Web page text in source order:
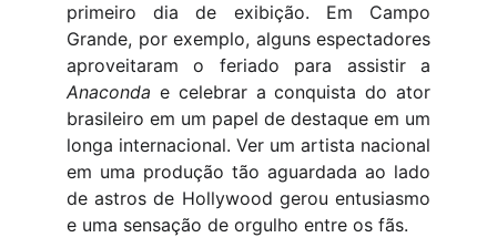
primeiro dia de exibição. Em Campo
Grande, por exemplo, alguns espectadores
aproveitaram o feriado para assistir a
Anaconda e celebrar a conquista do ator
brasileiro em um papel de destaque em um
longa internacional. Ver um artista nacional
em uma produção tão aguardada ao lado
de astros de Hollywood gerou entusiasmo
e uma sensação de orgulho entre os fãs.